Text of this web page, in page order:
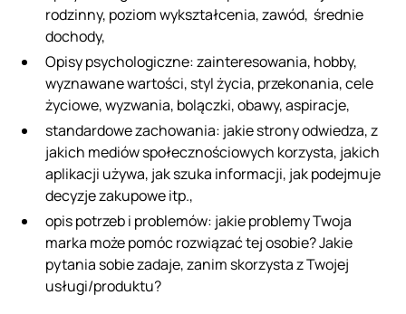
rodzinny, poziom wykształcenia, zawód, średnie
dochody,
Opisy psychologiczne: zainteresowania, hobby,
wyznawane wartości, styl życia, przekonania, cele
życiowe, wyzwania, bolączki, obawy, aspiracje,
standardowe zachowania: jakie strony odwiedza, z
jakich mediów społecznościowych korzysta, jakich
aplikacji używa, jak szuka informacji, jak podejmuje
decyzje zakupowe itp.,
opis potrzeb i problemów: jakie problemy Twoja
marka może pomóc rozwiązać tej osobie? Jakie
pytania sobie zadaje, zanim skorzysta z Twojej
usługi/produktu?